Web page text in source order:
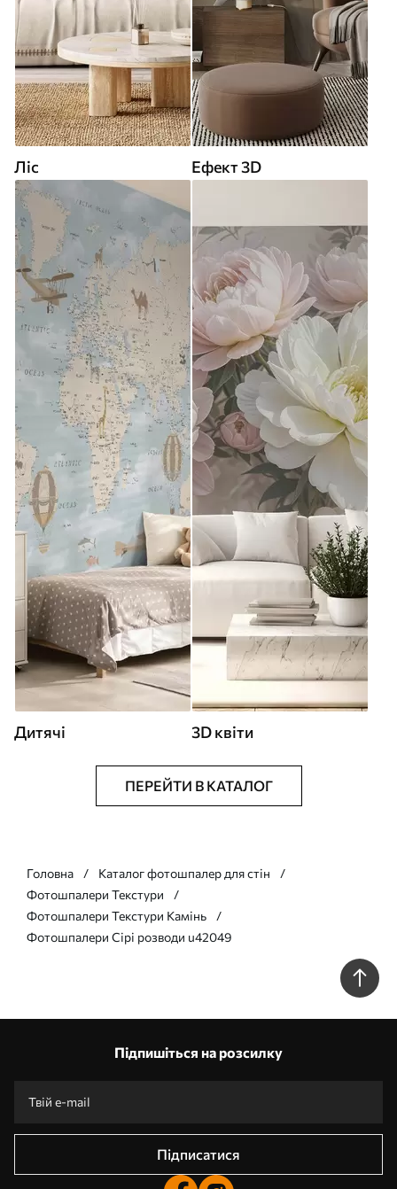
Ліс Ефект 3D
Дитячі 3D квіти
ПЕРЕЙТИ В КАТАЛОГ
Головна
Каталог фотошпалер для стін
Фотошпалери Текстури
Фотошпалери Текстури Камінь
Фотошпалери Сірі розводи u42049
Підпишіться на розсилку
Підписатися